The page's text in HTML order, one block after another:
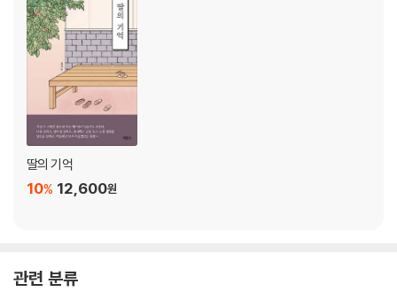
딸의 기억
12,600원
10%
관련 분류